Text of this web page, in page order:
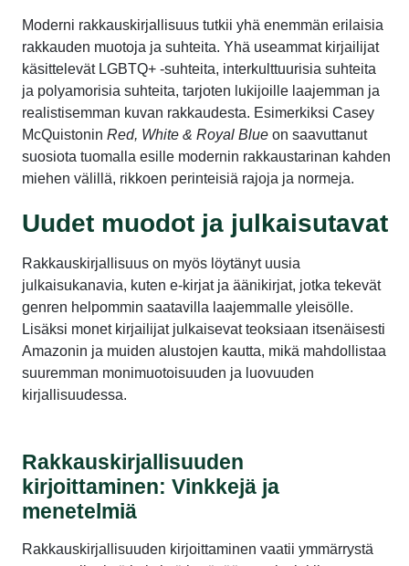
Moderni rakkauskirjallisuus tutkii yhä enemmän erilaisia
rakkauden muotoja ja suhteita. Yhä useammat kirjailijat
käsittelevät LGBTQ+ -suhteita, interkulttuurisia suhteita
ja polyamorisia suhteita, tarjoten lukijoille laajemman ja
realistisemman kuvan rakkaudesta. Esimerkiksi Casey
McQuistonin Red, White & Royal Blue on saavuttanut
suosiota tuomalla esille modernin rakkaustarinan kahden
miehen välillä, rikkoen perinteisiä rajoja ja normeja.
Uudet muodot ja julkaisutavat
Rakkauskirjallisuus on myös löytänyt uusia
julkaisukanavia, kuten e-kirjat ja äänikirjat, jotka tekevät
genren helpommin saatavilla laajemmalle yleisölle.
Lisäksi monet kirjailijat julkaisevat teoksiaan itsenäisesti
Amazonin ja muiden alustojen kautta, mikä mahdollistaa
suuremman monimuotoisuuden ja luovuuden
kirjallisuudessa.
Rakkauskirjallisuuden
kirjoittaminen: Vinkkejä ja
menetelmiä
Rakkauskirjallisuuden kirjoittaminen vaatii ymmärrystä